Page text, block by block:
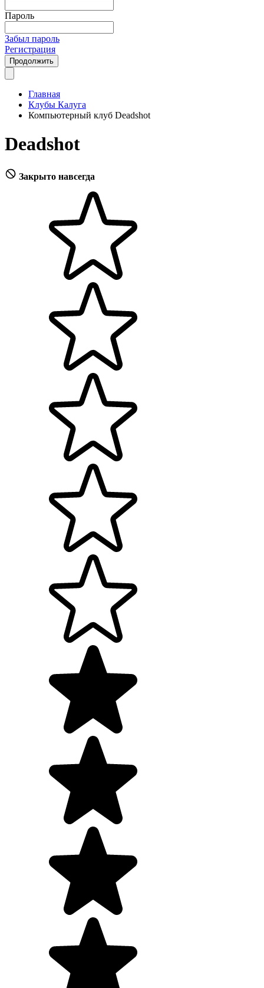
Пароль
Забыл пароль
Регистрация
Продолжить
Главная
Клубы Калуга
Компьютерный клуб Deadshot
Deadshot
Закрыто навсегда